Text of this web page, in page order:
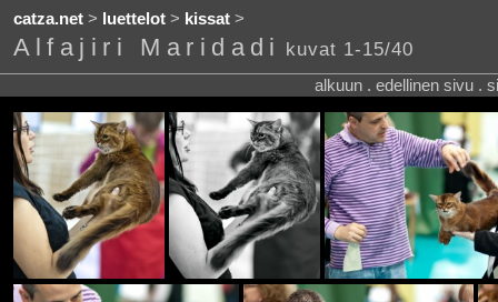
catza.net> luettelot> kissat>
Alfajiri Maridadi kuvat 1-15/40
alkuun . edellinen sivu .